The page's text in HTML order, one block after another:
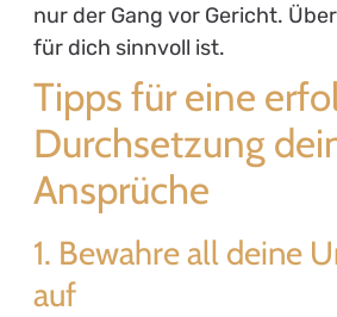
nur der Gang vor Gericht.
für dich sinnvoll ist.
Tipps für eine
Durchsetzung
Ansprüche
1. Bewahre all deine
auf